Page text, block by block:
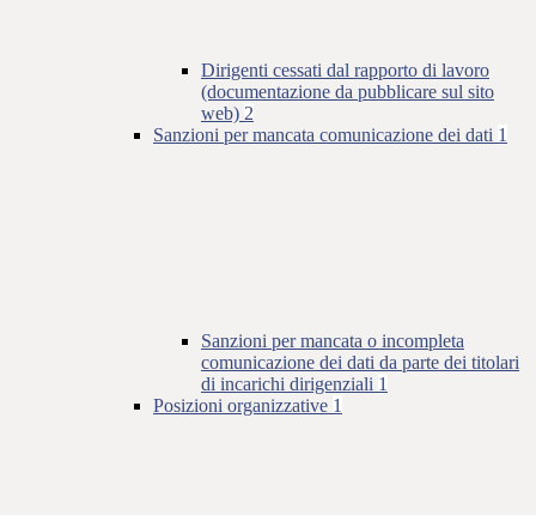
Dirigenti cessati dal rapporto di lavoro
(documentazione da pubblicare sul sito
web) 2
Sanzioni per mancata comunicazione dei dati 1
Sanzioni per mancata o incompleta
comunicazione dei dati da parte dei titolari
di incarichi dirigenziali 1
Posizioni organizzative 1